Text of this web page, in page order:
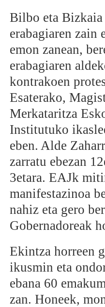
BEREZIAK
ARGAZKIAK
... AUKERA GEHIAGO
Bilbo eta Bizkaia
erabagiaren zain
emon zanean,
erabagiaren
kontrakoen
Esaterako,
Merkataritza
Institutuko
eben. Alde
zarratu ebezan
3etara. EAJk
manifestazinoa
nahiz eta gero
Gobernadoreak
Ekintza horreen
ikusmin eta
ebana 60
zan. Honeek,